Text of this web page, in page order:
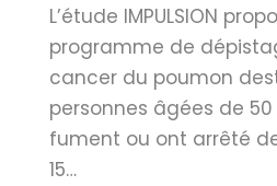
L’étude IMPULSION
programme de
cancer du poumon
personnes âgées de
fument ou ont arrêté
15…